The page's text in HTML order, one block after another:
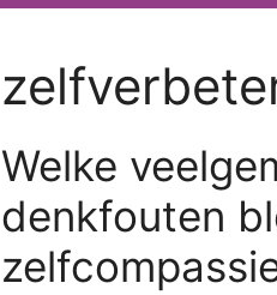
Welke
denkfouten